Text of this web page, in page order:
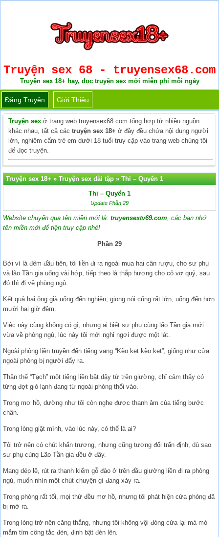
Truyện sex 68 - truyensex68.com
Truyện sex 18+ hay, đọc truyện sex mới miễn phí mỗi ngày
Đăng Truyện Giới Thiệu
Truyện sex ở trang web truyensex68.com tổng hợp từ nhiều nguồn
khác nhau, tất cả các truyện sex 18+ ở đây đều chứa nội dung người
lớn, nghiêm cấm trẻ em dưới 18 tuổi truy cập vào trang web chúng tôi
để đọc truyện.
Truyện sex 18+ »Truyện sex dài tập »Thi – Quyển 1
Thi – Quyển 1
Update Phần 29
Website chuyển qua tên miền mới là: truyensextv69.com, các bạn nhớ
tên miền mới để tiện truy cập nhé!
Phần 29
Bởi vì là đêm đầu tiên, tôi liền đi ra ngoài mua hai cân rượu, cho sư phụ
và lão Tần gia uống vài hớp, tiếp theo là thắp hương cho cô vợ quỷ, sau
đó thì đi về phòng ngủ.
Kết quả hai ông già uống đến nghiện, giọng nói cũng rất lớn, uống đến hơn
mười hai giờ đêm.
Việc này cũng không có gì, nhưng ai biết sư phụ cùng lão Tần gia mới
vừa về phòng ngủ, lúc này tôi mới nghỉ ngơi được một lát.
Ngoài phòng liền truyền đến tiếng vang “Kẽo kẹt kẽo kẹt”, giống như cửa
ngoài phòng bị người đẩy ra.
Thân thể “Tạch” một tiếng liền bật dậy từ trên giường, chỉ cảm thấy có
từng đợt gió lạnh đang từ ngoài phòng thổi vào.
Trong mơ hồ, dường như tôi còn nghe được thanh âm của tiếng bước
chân.
Trong lòng giật mình, vào lúc này, có thể là ai?
Tôi trở nên có chút khẩn trương, nhưng cũng tương đối trấn định, dù sao
sư phụ cùng Lão Tần gia đều ở đây.
Mang dép lê, rút ra thanh kiếm gỗ đào ở trên đầu giường liền đi ra phòng
ngủ, muốn nhìn một chút chuyện gì đang xảy ra.
Trong phòng rất tối, mọi thứ đều mơ hồ, nhưng tôi phát hiện cửa phòng đã
bị mở ra.
Trong lòng trở nên căng thẳng, nhưng tôi không vội đóng cửa lại mà mò
mẫm tìm công tắc đèn, định bật đèn lên.